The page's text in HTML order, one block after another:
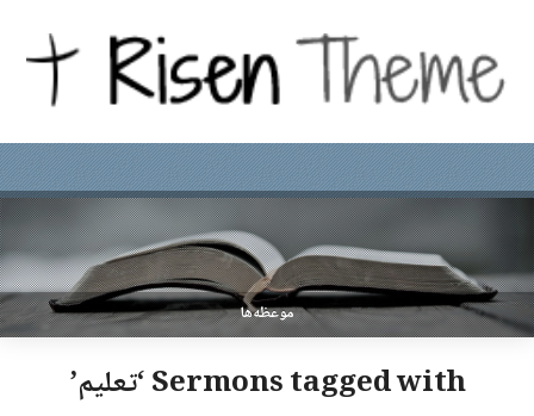
موعظه‌ها
Sermons tagged with ‘تعلیم’